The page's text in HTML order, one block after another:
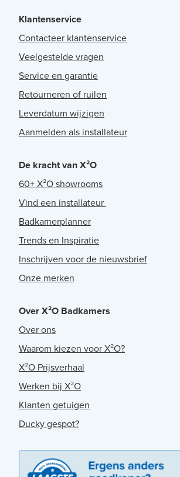
Klantenservice
Contacteer klantenservice
Veelgestelde vragen
Service en garantie
Retourneren of ruilen
Leverdatum wijzigen
Aanmelden als installateur
De kracht van X²O
60+ X²O showrooms
Vind een installateur
Badkamerplanner
Trends en Inspiratie
Inschrijven voor de nieuwsbrief
Onze merken
Over X²O Badkamers
Over ons
Waarom kiezen voor X²O?
X²O Prijsverhaal
Werken bij X²O
Klanten getuigen
Ducky gespot?